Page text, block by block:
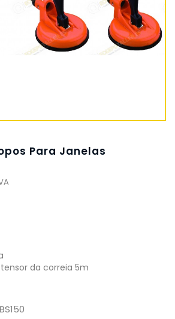
Para Janelas
da correia 5m